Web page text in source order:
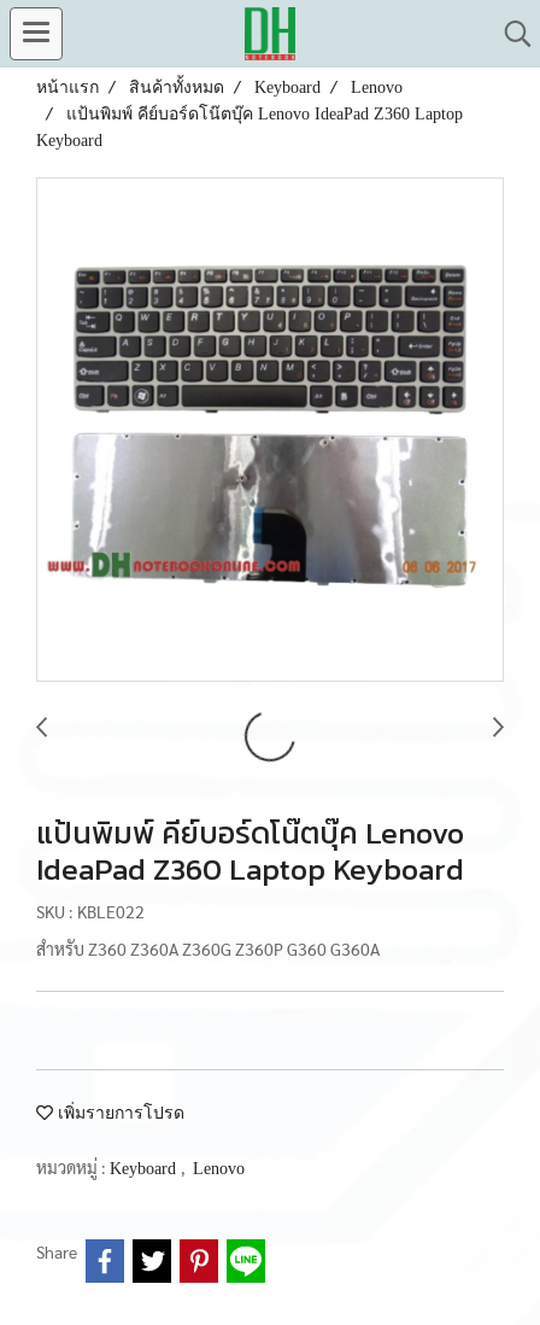
หน้าแรก สินค้าทั้งหมด Keyboard
Lenovo
แป้นพิมพ์ คีย์บอร์ดโน๊ตบุ๊ค Lenovo IdeaPad Z360 Laptop
Keyboard
แป้นพิมพ์ คีย์บอร์ดโน๊ตบุ๊ค Lenovo
IdeaPad Z360 Laptop Keyboard
SKU : KBLE022
สำหรับ Z360 Z360A Z360G Z360P G360 G360A
เพิ่มรายการโปรด
หมวดหมู่ : Keyboard , Lenovo
Share